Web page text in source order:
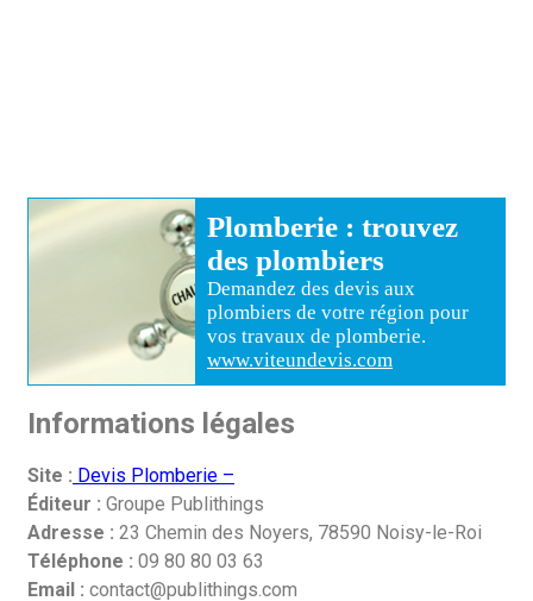
Plomberie : trouvez
des plombiers
Demandez des devis aux
plombiers de votre région pour
vos travaux de plomberie.
www.viteundevis.com
Informations légales
Site : Devis Plomberie –
Éditeur : Groupe Publithings
Adresse : 23 Chemin des Noyers, 78590 Noisy-le-Roi
Téléphone : 09 80 80 03 63
Email : contact@publithings.com